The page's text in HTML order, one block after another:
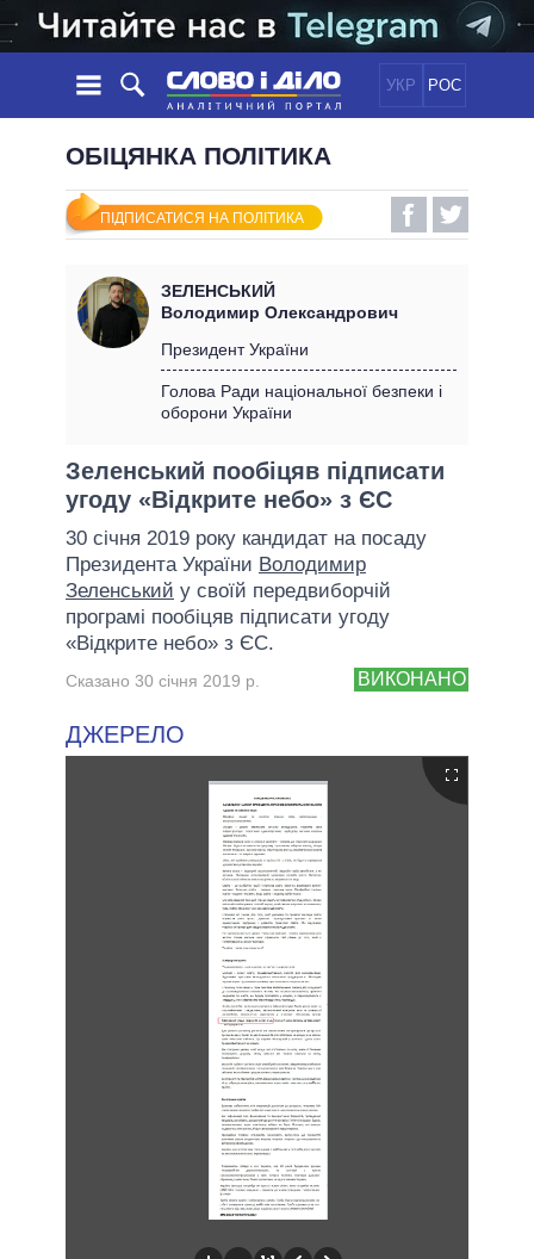
УКР РОС
НОВИНИ
СТРІЧКА
ПОДІЇ
СТАТТІ
ДУМКИ
ОГЛЯДИ
ДАЙДЖЕСТИ
ПОЛІТИКА
ЕКОНОМІКА
СВІТ
ОБIЦЯНКИ
УСІ ПОЛІТИКИ
ПРЕЗИДЕНТ І ОФІС
КАБІНЕТ МІНІСТРІВ
МЕРИ МІСТ
ВСІ ПЕРСОНИ
ІНФОГРАФІКА
ВІДЕО
ПІДТРИМАТИ
ПОРІВНЯННЯ ПОЛІТИКІВ
ОБІЦЯНКА ПОЛІТИКА
ПІДПИСАТИСЯ НА ПОЛІТИКА
ЗЕЛЕНСЬКИЙ
Володимир Олександрович
Президент України
Голова Ради національної безпеки і
оборони України
Зеленський пообіцяв підписати
угоду «Відкрите небо» з ЄС
30 січня 2019 року кандидат на посаду
Президента України Володимир
Зеленський у своїй передвиборчій
програмі пообіцяв підписати угоду
«Відкрите небо» з ЄС.
ВИКОНАНО
Сказано 30 січня 2019 р.
ДЖЕРЕЛО